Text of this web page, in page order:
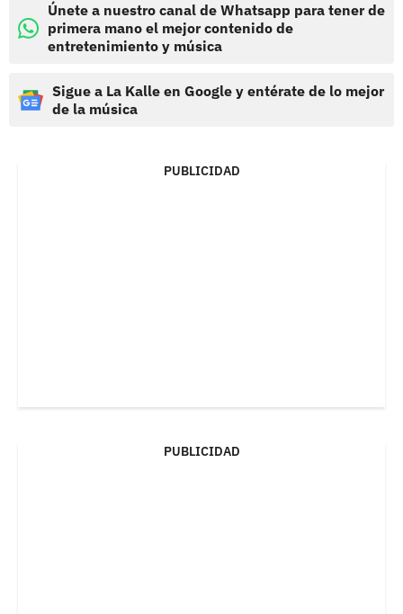
Únete a nuestro canal de Whatsapp para tener de
primera mano el mejor contenido de
entretenimiento y música
Sigue a La Kalle en Google y entérate de lo mejor
de la música
PUBLICIDAD
PUBLICIDAD